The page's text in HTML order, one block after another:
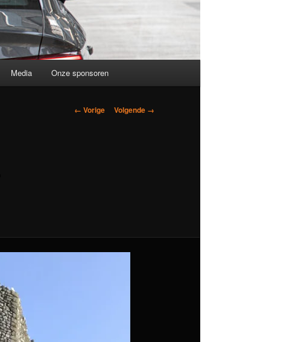
Media Onze sponsoren
Afbeeldingsnavigatie
← Vorige Volgende →